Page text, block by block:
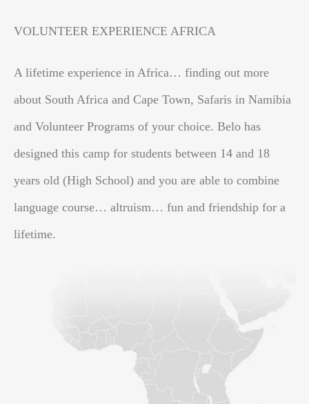
VOLUNTEER EXPERIENCE AFRICA
A lifetime experience in Africa… finding out more
about South Africa and Cape Town, Safaris in Namibia
and Volunteer Programs of your choice. Belo has
designed this camp for students between 14 and 18
years old (High School) and you are able to combine
language course… altruism… fun and friendship for a
lifetime.